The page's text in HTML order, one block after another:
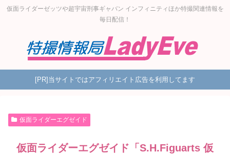
仮面ライダーゼッツや超宇宙刑事ギャバン インフィニティほか特撮関連情報を
毎日配信！
[PR]当サイトではアフィリエイト広告を利用してます
仮面ライダーエグゼイド
仮面ライダーエグゼイド「S.H.Figuarts 仮